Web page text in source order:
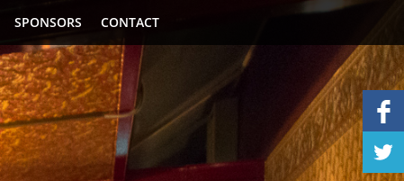
SPONSORS CONTACT